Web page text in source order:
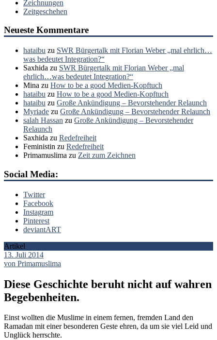
Zeichnungen
Zeitgeschehen
Neueste Kommentare
hataibu zu SWR Bürgertalk mit Florian Weber „mal ehrlich…
was bedeutet Integration?“
Saxhida zu SWR Bürgertalk mit Florian Weber „mal
ehrlich…was bedeutet Integration?“
Mina zu How to be a good Medien-Kopftuch
hataibu zu How to be a good Medien-Kopftuch
hataibu zu Große Ankündigung – Bevorstehender Relaunch
Myriade zu Große Ankündigung – Bevorstehender Relaunch
salah Hassan zu Große Ankündigung – Bevorstehender
Relaunch
Saxhida zu Redefreiheit
Feministin zu Redefreiheit
Primamuslima zu Zeit zum Zeichnen
Social Media:
Twitter
Facebook
Instagram
Pinterest
deviantART
Artikel
13. Juli 2014
von Primamuslima
Diese Geschichte beruht nicht auf wahren
Begebenheiten.
Einst wollten die Muslime in einem fernen, fremden Land den
Ramadan mit einer besonderen Geste ehren, da um sie viel Leid und
Unglück herrschte.